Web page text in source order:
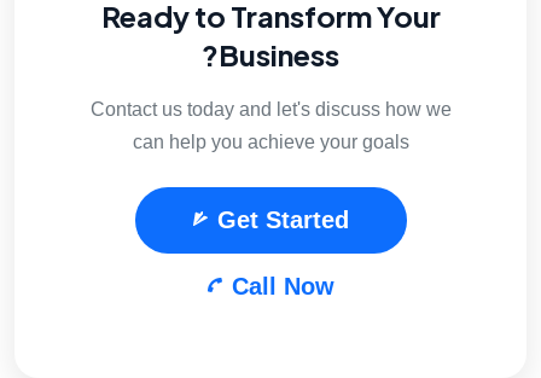
Ready to Transform Your
Business?
Contact us today and let's discuss how we
can help you achieve your goals
Get Started
Call Now